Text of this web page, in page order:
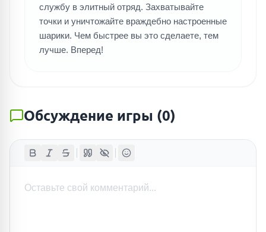
службу в элитный отряд. Захватывайте
точки и уничтожайте враждебно настроенные
шарики. Чем быстрее вы это сделаете, тем
лучше. Вперед!
Обсуждение игры (0)